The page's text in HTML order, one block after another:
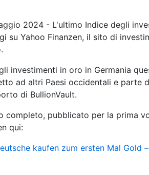
2024 - L'ultimo Indice degli
su Yahoo Finanzen, il sito di
investimenti in oro in Germania
ad altri Paesi occidentali e parte
di BullionVault.
completo, pubblicato per la prima
qui:
kaufen zum ersten Mal Gold